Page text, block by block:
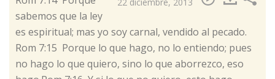
22 diciembre, 2013
sabemos que la ley
es espiritual; mas yo soy carnal, vendido al pecado.
Rom 7:15 Porque lo que hago, no lo entiendo; pues
no hago lo que quiero, sino lo que aborrezco, eso